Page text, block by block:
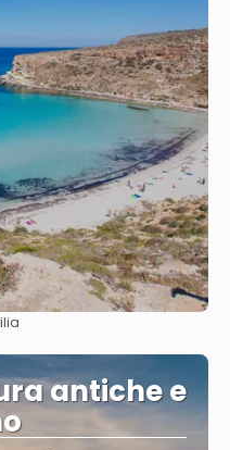
antiche e